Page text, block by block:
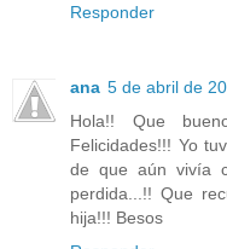
Responder
ana 5 de abril de
Hola!! Que
Felicidades!!! Yo
de que aún vivía
perdida...!! Que
hija!!! Besos